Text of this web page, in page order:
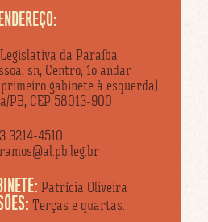
ENDEREÇO:
da Paraíba
sn, Centro, 1o andar
gabinete à esquerda)
PB, CEP 58013-900
3214-4510
Patrícia Oliveira
Terças e quartas.